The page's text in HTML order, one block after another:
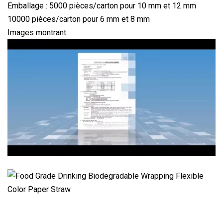
Emballage : 5000 pièces/carton pour 10 mm et 12 mm
10000 pièces/carton pour 6 mm et 8 mm
Images montrant :